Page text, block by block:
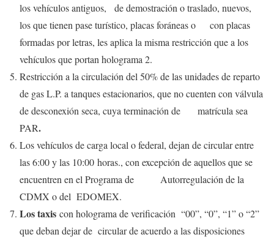
los vehículos antiguos, de demostración o traslado, nuevos,
los que tienen pase turístico, placas foráneas o con placas
formadas por letras, les aplica la misma restricción que a los
vehículos que portan holograma 2.
Restricción a la circulación del 50% de las unidades de reparto
de gas L.P. a tanques estacionarios, que no cuenten con válvula
de desconexión seca, cuya terminación de matrícula sea
PAR.
Los vehículos de carga local o federal, dejan de circular entre
las 6:00 y las 10:00 horas., con excepción de aquellos que se
encuentren en el Programa de Autorregulación de la
CDMX o del EDOMEX.
Los taxis con holograma de verificación “00”, “0”, “1” o “2”
que deban dejar de circular de acuerdo a las disposiciones